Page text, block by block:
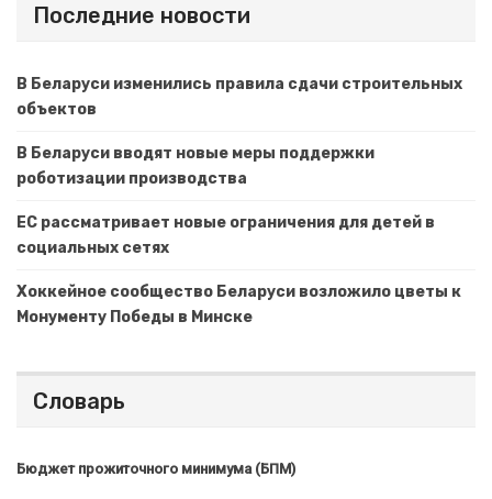
Последние новости
В Беларуси изменились правила сдачи строительных
объектов
В Беларуси вводят новые меры поддержки
роботизации производства
ЕС рассматривает новые ограничения для детей в
социальных сетях
Хоккейное сообщество Беларуси возложило цветы к
Монументу Победы в Минске
Словарь
Бюджет прожиточного минимума (БПМ)